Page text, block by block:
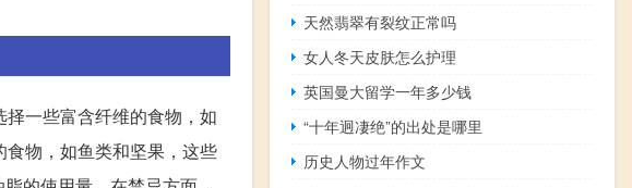
一些富含纤维的食物，如
物，如鱼类和坚果，这些
天然翡翠有裂纹正常吗
女人冬天皮肤怎么护理
英国曼大留学一年多少钱
“十年迥凄绝”的出处是哪里
历史人物过年作文